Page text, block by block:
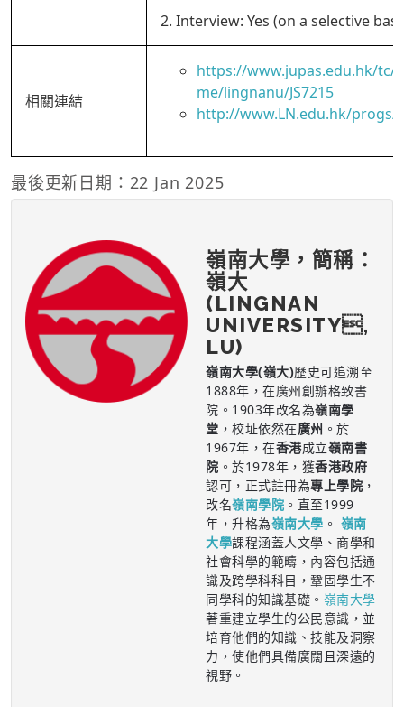
2. Interview: Yes (on a selective
相關連結
https://www.jupas.edu.hk/tc/
me/lingnanu/JS7215
http://www.LN.edu.hk/progs/
最後更新日期：22 Jan 2025
嶺南大學，簡稱：
嶺大
(LINGNAN
UNIVERSITY,
LU)
嶺南大學(嶺大)歷史可追溯至
1888年，在廣州創辦格致書
院。1903年改名為嶺南學
堂 ，校址依然在廣州 。於
1967年，在香港成立嶺南書
院 。於1978年，獲香港政府
認可，正式註冊為專上學院 ，
改名嶺南學院 。直至1999
年，升格為嶺南大學 。 嶺南
大學課程涵蓋人文學、商學和
社會科學的範疇，內容包括通
識及跨學科科目，鞏固學生不
同學科的知識基礎。 嶺南大學
著重建立學生的公民意識，並
培育他們的知識、技能及洞察
力，使他們具備廣闊且深遠的
視野。